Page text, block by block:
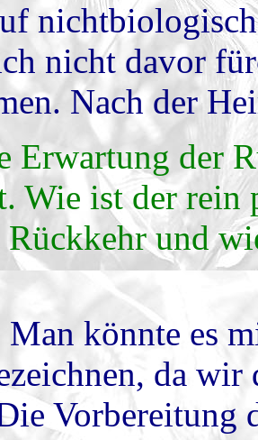
nicht davor
Nach der
Erwartung der
Wie ist der
Rückkehr und
Man könnte es
da
Vorbereitung